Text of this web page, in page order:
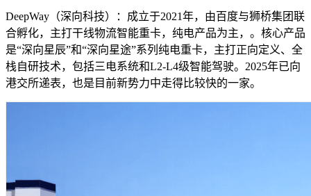
DeepWay（深向科技）：成立于2021年，由百度与狮桥集团联
合孵化，主打干线物流智能重卡，纯电产品为主，。核心产品
是“深向星辰”和“深向星途”系列纯电重卡，主打正向定义、全
栈自研技术，包括三电系统和L2-L4级智能驾驶。2025年已向
港交所递表，也是目前新势力中走得比较快的一家。